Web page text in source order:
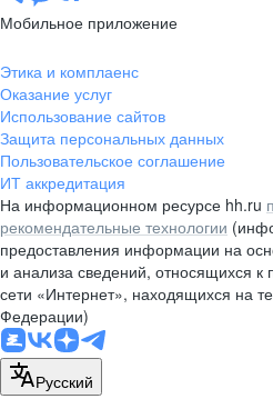
10 этаж, помещение 45-1
pr@rabota.by
Алматы
пр. Абая, д. 151, БЦ Алатау,
12 этаж, офис 1209
+7 727 232-13-13
pr@headhunter.com.kz
Мобильное приложение
Этика и комплаенс
Оказание услуг
Использование сайтов
Защита персональных данных
Пользовательское соглашение
ИТ аккредитация
На информационном ресурсе hh.ru
рекомендательные технологии
предоставления информации на
и анализа сведений, относящихся к
сети «Интернет», находящихся на
Федерации)
Русский